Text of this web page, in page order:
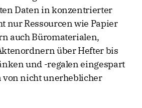
Daten in konzentrierter
nur Ressourcen wie Papier
auch Büromaterialen,
über Hefter bis
und -regalen eingespart
von nicht unerheblicher